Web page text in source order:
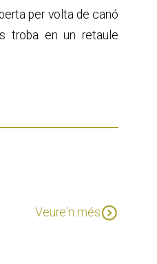
per volta de canó
troba en un retaule
Veure'n mésexpand_circle_down